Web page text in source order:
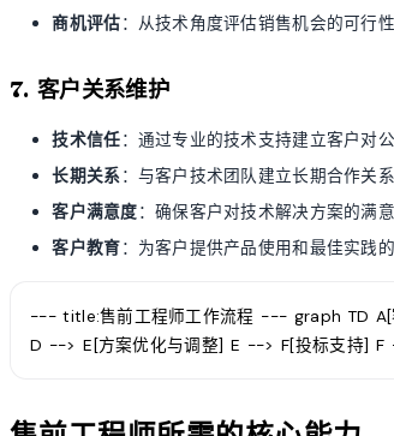
商机评估：从技术角度评估销售机会的可行
7. 客户关系维护
技术信任：通过专业的技术支持建立客户对
长期关系 ：与客户技术团队建立长期合作关系
客户满意度：确保客户对技术解决方案的满
客户教育：为客户提供产品使用和最佳实践
--- title:售前工程师工作流程 --- graph TD A[
D --> E[方案优化与调整] E --> F[投标支持]